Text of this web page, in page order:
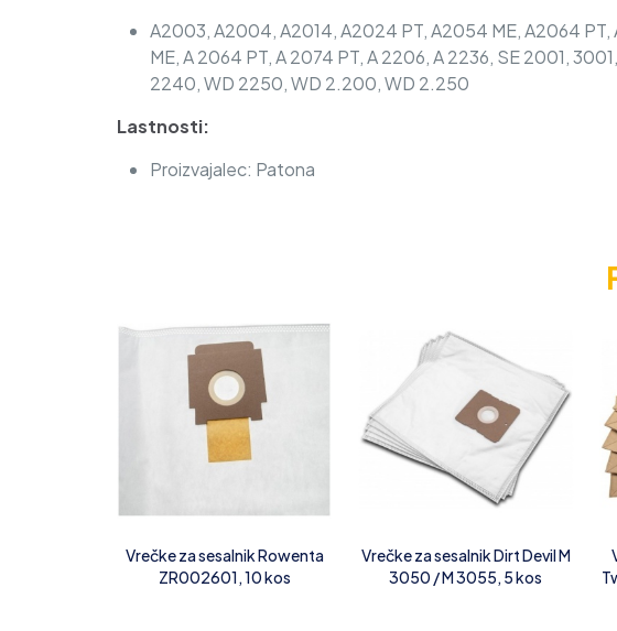
A2003, A2004, A2014, A2024 PT, A2054 ME, A2064 PT,
ME, A 2064 PT, A 2074 PT, A 2206, A 2236, SE 2001,
2240, WD 2250, WD 2.200, WD 2.250
Lastnosti:
Proizvajalec: Patona
Vrečke za sesalnik Rowenta
ZR002601, 10 kos
Vrečke za sesalnik Dirt Devil M
3050 / M 3055, 5 kos